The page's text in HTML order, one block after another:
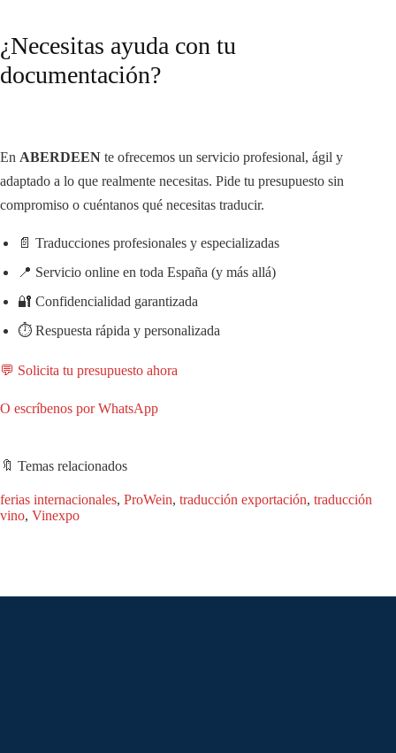
¿Necesitas ayuda con tu
documentación?
En ABERDEEN te ofrecemos un servicio profesional, ágil y
adaptado a lo que realmente necesitas. Pide tu presupuesto sin
compromiso o cuéntanos qué necesitas traducir.
📄 Traducciones profesionales y especializadas
📍 Servicio online en toda España (y más allá)
🔐 Confidencialidad garantizada
⏱️ Respuesta rápida y personalizada
💬 Solicita tu presupuesto ahora
O escríbenos por WhatsApp
🔖 Temas relacionados
ferias internacionales, ProWein, traducción exportación, traducción
vino, Vinexpo